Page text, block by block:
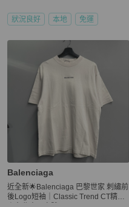
狀況良好 本地 免運
Balenciaga
近全新🌟Balenciaga 巴黎世家 刺繡前
後Logo短袖｜Classic Trend CT精品